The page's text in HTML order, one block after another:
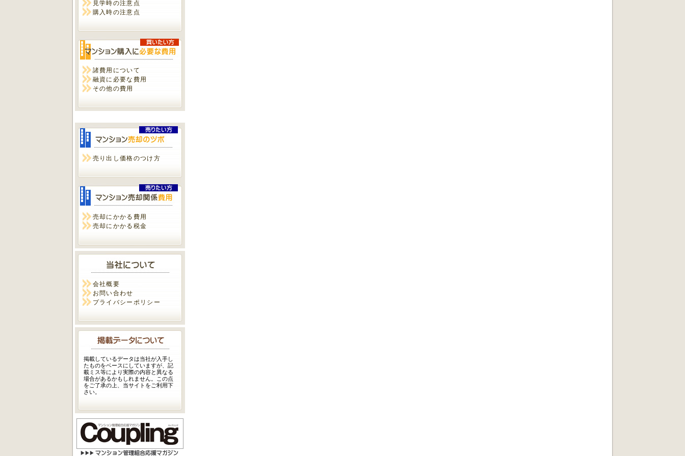
見学時の注意点
購入時の注意点
諸費用について
融資に必要な費用
その他の費用
売り出し価格のつけ方
売却にかかる費用
売却にかかる税金
会社概要
お問い合わせ
プライバシーポリシー
掲載しているデータは当社が入手し
たものをベースにしていますが、記
載ミス等により実際の内容と異なる
場合があるかもしれません。この点
をご了承の上、当サイトをご利用下
さい。